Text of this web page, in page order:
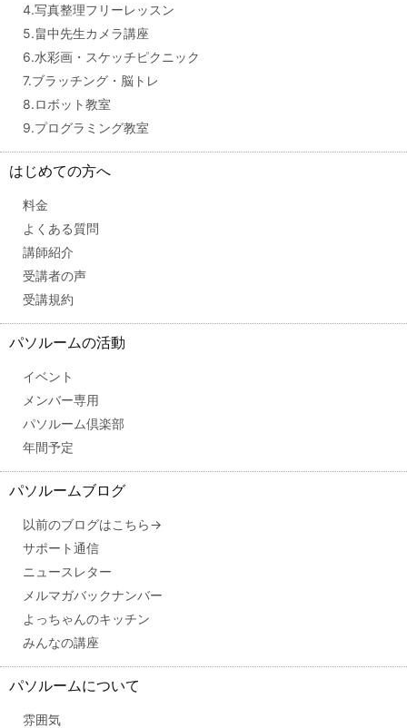
4.写真整理フリーレッスン
5.畠中先生カメラ講座
6.水彩画・スケッチピクニック
7.ブラッチング・脳トレ
8.ロボット教室
9.プログラミング教室
はじめての方へ
料金
よくある質問
講師紹介
受講者の声
受講規約
パソルームの活動
イベント
メンバー専用
パソルーム倶楽部
年間予定
パソルームブログ
以前のブログはこちら→
サポート通信
ニュースレター
メルマガバックナンバー
よっちゃんのキッチン
みんなの講座
パソルームについて
雰囲気